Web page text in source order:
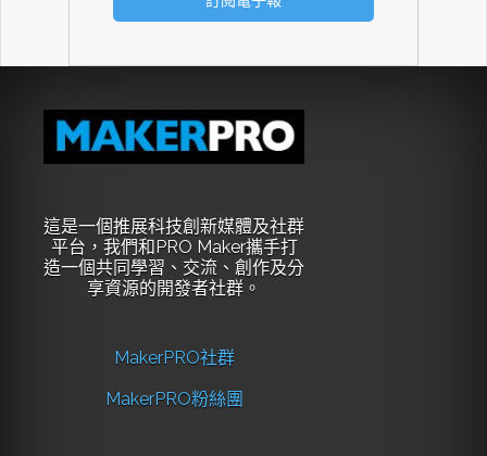
這是一個推展科技創新媒體及社群
平台，我們和PRO Maker攜手打
造一個共同學習、交流、創作及分
享資源的開發者社群。
MakerPRO社群
MakerPRO粉絲團